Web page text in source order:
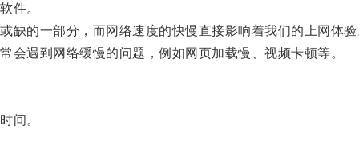
件。
的一部分，而网络速度的快慢直接影响着我们的上网体验
遇到网络缓慢的问题，例如网页加载慢、视频卡顿等。
间。